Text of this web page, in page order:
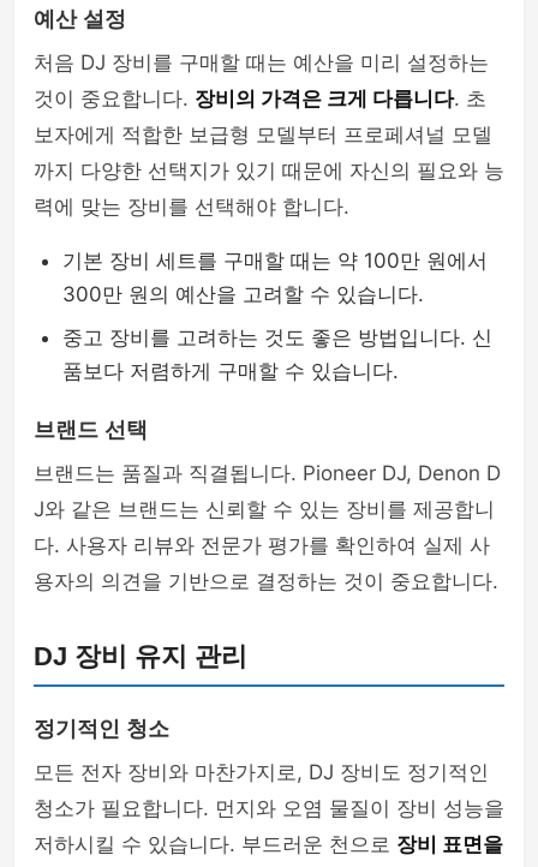
예산 설정
처음 DJ 장비를 구매할 때는 예산을 미리 설정하는
것이 중요합니다. 장비의 가격은 크게 다릅니다. 초
보자에게 적합한 보급형 모델부터 프로페셔널 모델
까지 다양한 선택지가 있기 때문에 자신의 필요와 능
력에 맞는 장비를 선택해야 합니다.
기본 장비 세트를 구매할 때는 약 100만 원에서
300만 원의 예산을 고려할 수 있습니다.
중고 장비를 고려하는 것도 좋은 방법입니다. 신
품보다 저렴하게 구매할 수 있습니다.
브랜드 선택
브랜드는 품질과 직결됩니다. Pioneer DJ, Denon D
J와 같은 브랜드는 신뢰할 수 있는 장비를 제공합니
다. 사용자 리뷰와 전문가 평가를 확인하여 실제 사
용자의 의견을 기반으로 결정하는 것이 중요합니다.
DJ 장비 유지 관리
정기적인 청소
모든 전자 장비와 마찬가지로, DJ 장비도 정기적인
청소가 필요합니다. 먼지와 오염 물질이 장비 성능을
저하시킬 수 있습니다. 부드러운 천으로 장비 표면을